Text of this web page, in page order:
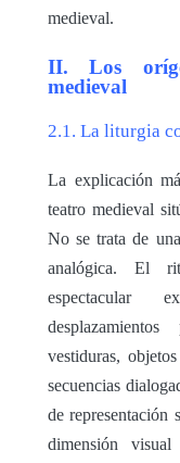
medieval.
II. Los
medieval
2.1. La liturgia
La explicación
teatro medieval
No se trata de
analógica. El
espectacular
vestiduras,
secuencias
de representación
dimensión